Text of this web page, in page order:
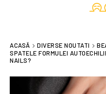
ACASĂ DIVERSE NOUTATI
SPATELE FORMULEI
NAILS?